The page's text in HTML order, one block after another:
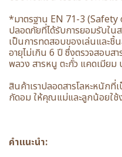
*มาตรฐาน EN 71-3 (Safety
ปลอดภัยที่ได้รับการยอมรับใ
เป็นการทดสอบของเล่นและชิ้
อายุไม่เกิน 6 ปี ซึ่งตรวจสอบส
พลวง สารหนู ตะกั่ว แคดเมียม
สินค้าเราปลอดสารโลหะหนัก
กัดอม ให้คุณแม่และลูกน้อยใช้
คำแนะนำ: